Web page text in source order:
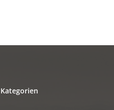
Kategorien